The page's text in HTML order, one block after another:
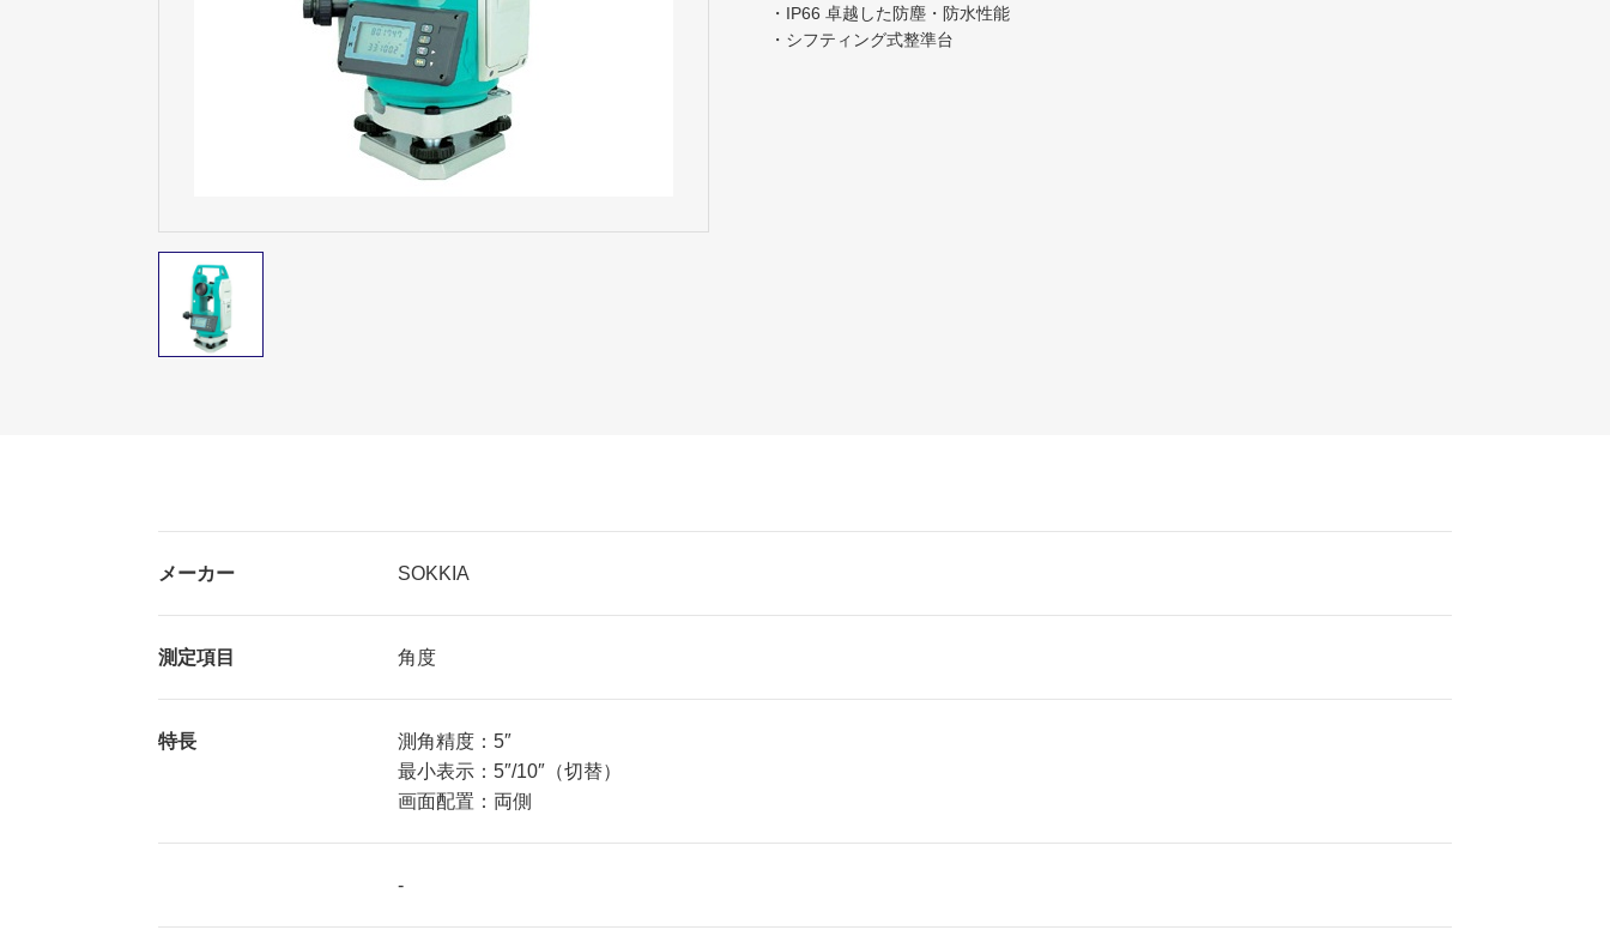
・IP66 卓越した防塵・防水性能
・シフティング式整準台
メーカー SOKKIA
測定項目 角度
特長
測角精度：5″
最小表示：5″/10″（切替）
画面配置：両側
-